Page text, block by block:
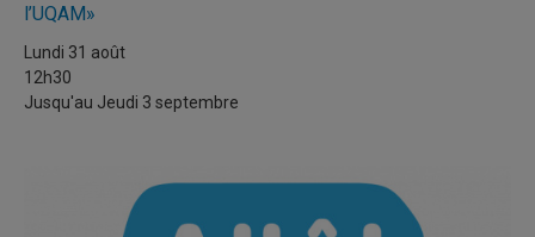
l’UQAM»
Lundi 31 août
12h30
Jusqu'au Jeudi 3 septembre